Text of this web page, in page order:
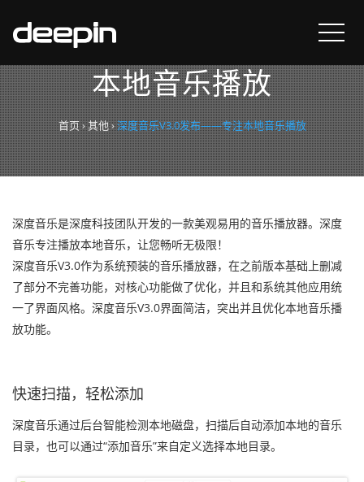
深度音乐V3.0发布——专注
本地音乐播放
首页›其他›深度音乐V3.0发布——专注本地音乐播放
深度音乐是深度科技团队开发的一款美观易用的音乐播放器。深度
音乐专注播放本地音乐，让您畅听无极限！
深度音乐V3.0作为系统预装的音乐播放器，在之前版本基础上删减
了部分不完善功能，对核心功能做了优化，并且和系统其他应用统
一了界面风格。深度音乐V3.0界面简洁，突出并且优化本地音乐播
放功能。
快速扫描，轻松添加
深度音乐通过后台智能检测本地磁盘，扫描后自动添加本地的音乐
目录，也可以通过“添加音乐”来自定义选择本地目录。